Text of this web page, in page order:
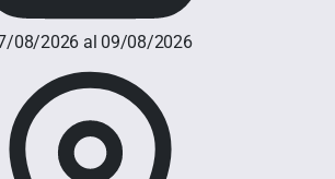
08/2026 al 09/08/2026